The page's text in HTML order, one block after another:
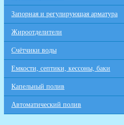
Запорная и регулирующая арматура
Жироотделители
Счётчики воды
Емкости, септики, кессоны, баки
Капельный полив
Автоматический полив